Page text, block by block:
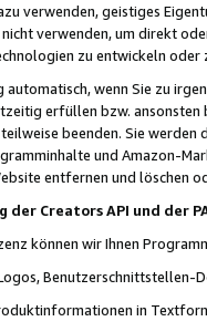
verwenden, geistiges
verwenden, um direkt
zu entwickeln
wenn Sie zu
erfüllen bzw. ansonsten
beenden. Sie werden
und Amazon-
entfernen und löschen
Creators API und der
können wir Ihnen
Benutzerschnittstellen-
in